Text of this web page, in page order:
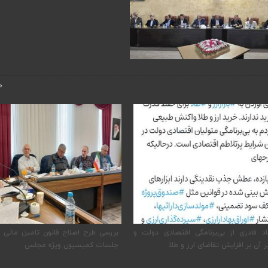
قادری از بی‌برنامگی اقتصادی دولت و
بر افزایش تقاضای ارز و طلا
بررسی طرح اصلاح قانون تامین مالی
جلسات کمیسیون ویژه مجلس
‹